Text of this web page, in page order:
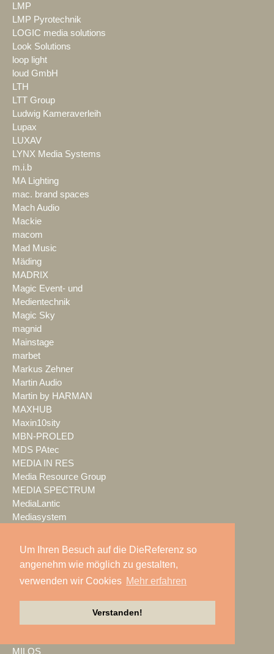
Um Ihren Besuch auf die DieReferenz so
angenehm wie möglich zu gestalten,
verwenden wir Cookies Mehr erfahren
Verstanden!
LMP
LMP Pyrotechnik
LOGIC media solutions
Look Solutions
loop light
loud GmbH
LTH
LTT Group
Ludwig Kameraverleih
Lupax
LUXAV
LYNX Media Systems
m.i.b
MA Lighting
mac. brand spaces
Mach Audio
Mackie
macom
Mad Music
Mäding
MADRIX
Magic Event- und
Medientechnik
Magic Sky
magnid
Mainstage
marbet
Markus Zehner
Martin Audio
Martin by HARMAN
MAXHUB
Maxin10sity
MBN-PROLED
MDS PAtec
MEDIA IN RES
Media Resource Group
MEDIA SPECTRUM
MediaLantic
Mediasystem
MEEVI-rent
Megaforce
MEGATECH
Meyer Sound
MILOS